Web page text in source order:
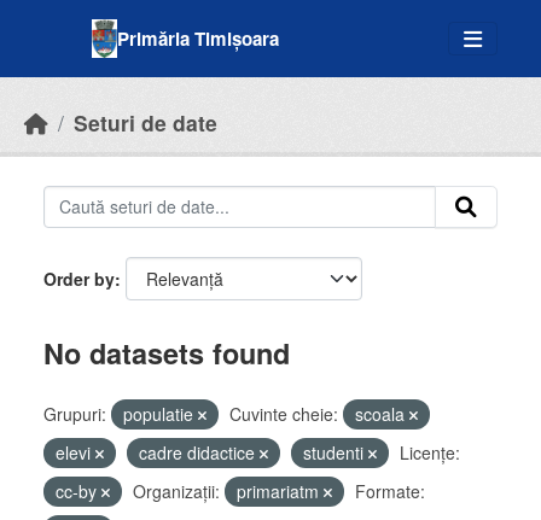
Primăria Timișoara
Seturi de date
Order by
No datasets found
Grupuri: populatie Cuvinte cheie:
scoala
elevi
cadre didactice studenti
Licenţe:
cc-by
Organizații: primariatm
Formate: